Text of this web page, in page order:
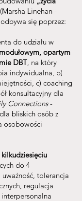
(Marsha Linehan -
się poprzez:
do udziału w
opartym
DBT, na który
indywidualna, b)
c) coaching
konsultacyjny dla
Connections-
bliskich osób z
osobowości
kilkudziesięciu
do 4
tolerancja
regulacja